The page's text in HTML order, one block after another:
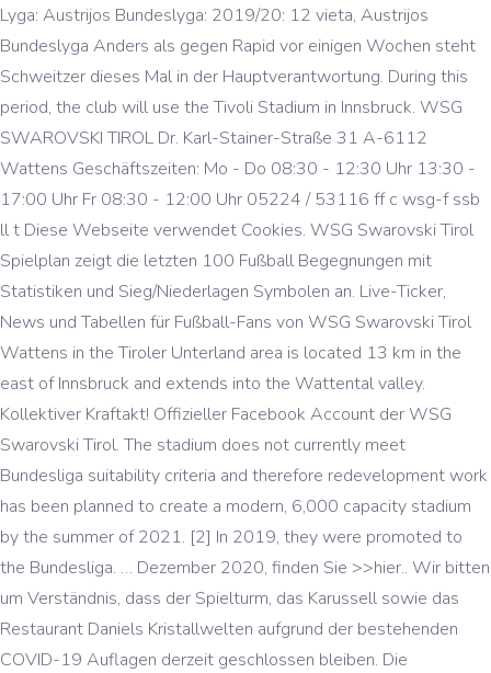
Lyga: Austrijos Bundeslyga: 2019/20: 12 vieta, Austrijos
Bundeslyga Anders als gegen Rapid vor einigen Wochen steht
Schweitzer dieses Mal in der Hauptverantwortung. During this
period, the club will use the Tivoli Stadium in Innsbruck. WSG
SWAROVSKI TIROL Dr. Karl-Stainer-Straße 31 A-6112
Wattens Geschäftszeiten: Mo - Do 08:30 - 12:30 Uhr 13:30 -
17:00 Uhr Fr 08:30 - 12:00 Uhr 05224 / 53116 ff c wsg-f ssb
ll t Diese Webseite verwendet Cookies. WSG Swarovski Tirol
Spielplan zeigt die letzten 100 Fußball Begegnungen mit
Statistiken und Sieg/Niederlagen Symbolen an. Live-Ticker,
News und Tabellen für Fußball-Fans von WSG Swarovski Tirol
Wattens in the Tiroler Unterland area is located 13 km in the
east of Innsbruck and extends into the Wattental valley.
Kollektiver Kraftakt! Offizieller Facebook Account der WSG
Swarovski Tirol. The stadium does not currently meet
Bundesliga suitability criteria and therefore redevelopment work
has been planned to create a modern, 6,000 capacity stadium
by the summer of 2021. [2] In 2019, they were promoted to
the Bundesliga. … Dezember 2020, finden Sie >>hier.. Wir bitten
um Verständnis, dass der Spielturm, das Karussell sowie das
Restaurant Daniels Kristallwelten aufgrund der bestehenden
COVID-19 Auflagen derzeit geschlossen bleiben. Die